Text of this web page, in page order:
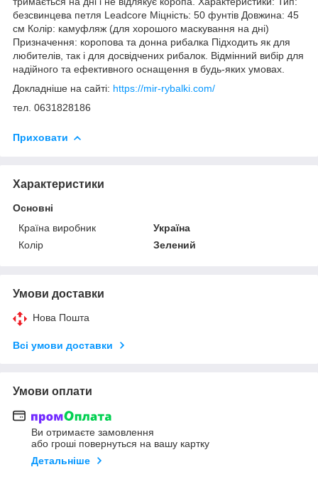
безсвинцева петля Leadcore Міцність: 50 фунтів Довжина: 45
см Колір: камуфляж (для хорошого маскування на дні)
Призначення: коропова та донна рибалка Підходить як для
любителів, так і для досвідчених рибалок. Відмінний вибір для
надійного та ефективного оснащення в будь-яких умовах.
Докладніше на сайті: https://mir-rybalki.com/
тел. 0631828186
Приховати
Характеристики
Основні
Країна виробник
Україна
Колір
Зелений
Умови доставки
Нова Пошта
Всі умови доставки
Умови оплати
Ви отримаєте замовлення
або гроші повернуться на вашу картку
Детальніше